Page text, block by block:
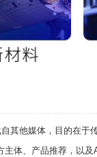
其他媒体，目的在于
主体、产品推荐，以